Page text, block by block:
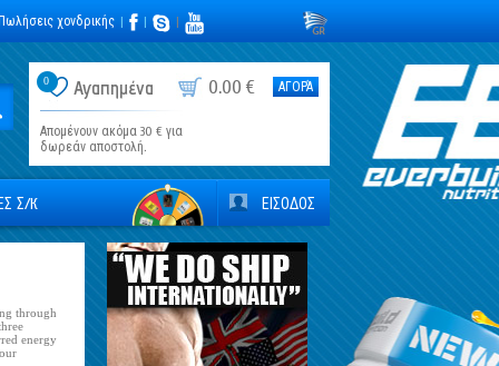
Πωλήσεις χονδρικής | | |
0 Αγαπημένα 0.00 € ΑΓΟΡΆ
Απομένουν ακόμα 30 € για
δωρεάν αποστολή.
Σ/К ΕΙΣΟΔΟΣ
through
energy